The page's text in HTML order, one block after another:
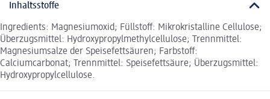
Inhaltsstoffe
Ingredients: Magnesiumoxid; Füllstoff: Mikrokristalline Cellulose;
Überzugsmittel: Hydroxypropylmethylcellulose; Trennmittel:
Magnesiumsalze der Speisefettsäuren; Farbstoff:
Calciumcarbonat; Trennmittel: Speisefettsäure; Überzugsmittel:
Hydroxypropylcellulose.